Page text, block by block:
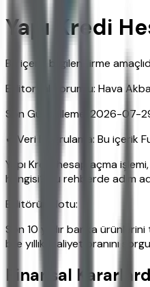
Yapı Kredi
Bu içerik bilgilendirme
Editoryal Sorumlu: Hava
Son Güncelleme: 2026-07-
✔ Veri Doğrulama: Bu içerik
Yapı Kredi hesap açma
hangisi? Bu rehberde adım
Editörün Notu:
Son 10 yıldır banka
bile yıllık maliyet oranını
Finansal